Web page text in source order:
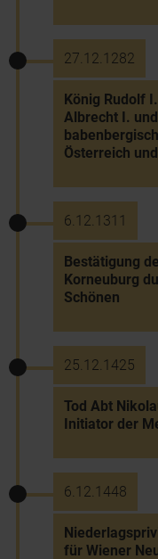
27.12.1282
König Rudolf
Albrecht I.
Österreich
6.12.1311
Bestätigung
Korneuburg
Schönen
25.12.1425
Tod Abt
Initiator der
6.12.1448
für Wiener